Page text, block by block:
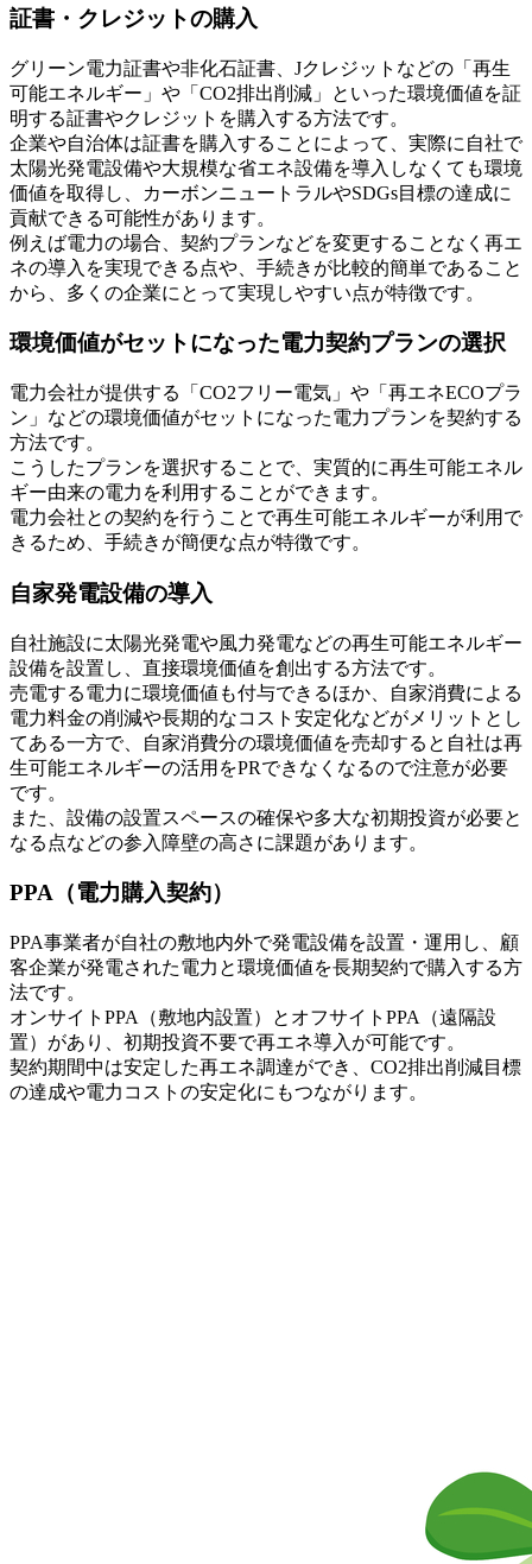
証書・クレジットの購入
グリーン電力証書や非化石証書、Jクレジットなどの「再生
可能エネルギー」や「CO2排出削減」といった環境価値を証
明する証書やクレジットを購入する方法です。
企業や自治体は証書を購入することによって、実際に自社で
太陽光発電設備や大規模な省エネ設備を導入しなくても環境
価値を取得し、カーボンニュートラルやSDGs目標の達成に
貢献できる可能性があります。
例えば電力の場合、契約プランなどを変更することなく再エ
ネの導入を実現できる点や、手続きが比較的簡単であること
から、多くの企業にとって実現しやすい点が特徴です。
環境価値がセットになった電力契約プランの選択
電力会社が提供する「CO2フリー電気」や「再エネECOプラ
ン」などの環境価値がセットになった電力プランを契約する
方法です。
こうしたプランを選択することで、実質的に再生可能エネル
ギー由来の電力を利用することができます。
電力会社との契約を行うことで再生可能エネルギーが利用で
きるため、手続きが簡便な点が特徴です。
自家発電設備の導入
自社施設に太陽光発電や風力発電などの再生可能エネルギー
設備を設置し、直接環境価値を創出する方法です。
売電する電力に環境価値も付与できるほか、自家消費による
電力料金の削減や長期的なコスト安定化などがメリットとし
てある一方で、自家消費分の環境価値を売却すると自社は再
生可能エネルギーの活用をPRできなくなるので注意が必要
です。
また、設備の設置スペースの確保や多大な初期投資が必要と
なる点などの参入障壁の高さに課題があります。
PPA（電力購入契約）
PPA事業者が自社の敷地内外で発電設備を設置・運用し、顧
客企業が発電された電力と環境価値を長期契約で購入する方
法です。
オンサイトPPA（敷地内設置）とオフサイトPPA（遠隔設
置）があり、初期投資不要で再エネ導入が可能です。
契約期間中は安定した再エネ調達ができ、CO2排出削減目標
の達成や電力コストの安定化にもつながります。